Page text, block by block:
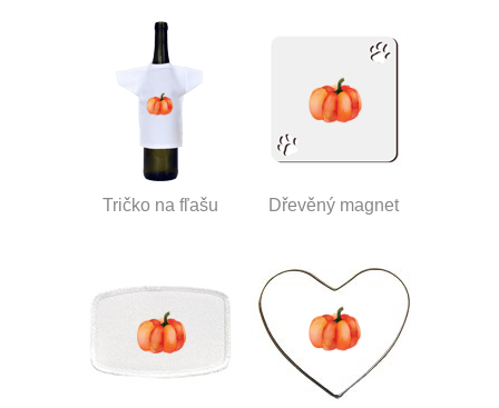
Tričko na fľašu Dřevěný magnet